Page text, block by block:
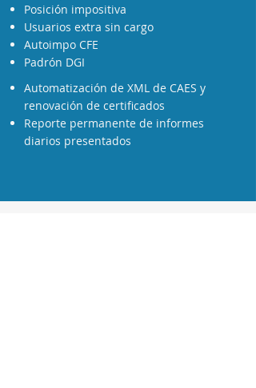
Posición impositiva
Usuarios extra sin cargo
Autoimpo CFE
Padrón DGI
Automatización de XML de CAES y
renovación de certificados
Reporte permanente de informes
diarios presentados